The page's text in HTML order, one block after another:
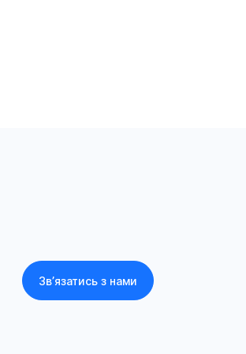
Зв’язатись з нами